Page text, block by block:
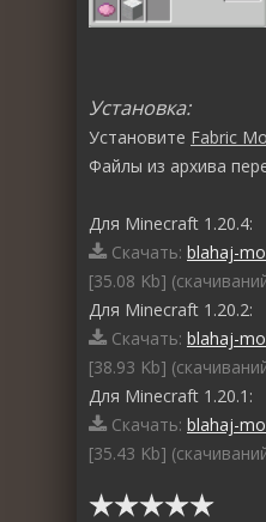
Установка:
Установите Fabric
Файлы из архива
Для Minecraft 1.20.4:
Скачать: blahaj-
[35.08 Kb]
Для Minecraft 1.20.2:
Скачать: blahaj-
[38.93 Kb]
Для Minecraft 1.20.1:
Скачать: blahaj-
[35.43 Kb]